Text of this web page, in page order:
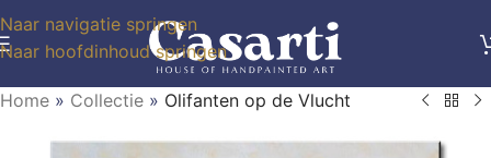
Naar navigatie springen
Naar hoofdinhoud springen
Home » Collectie » Olifanten op de Vlucht